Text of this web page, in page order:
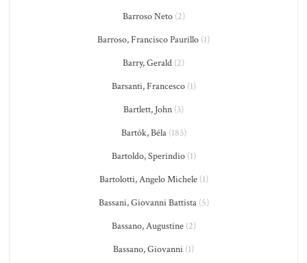
Barroso Neto(2)
Barroso, Francisco Paurillo (1)
Barry, Gerald (2)
Barsanti, Francesco(1)
Bartlett, John (3)
Bartók, Béla(183)
Bartoldo, Sperindio(1)
Bartolotti, Angelo Michele(1)
Bassani, Giovanni Battista(5)
Bassano, Augustine(2)
Bassano, Giovanni (1)